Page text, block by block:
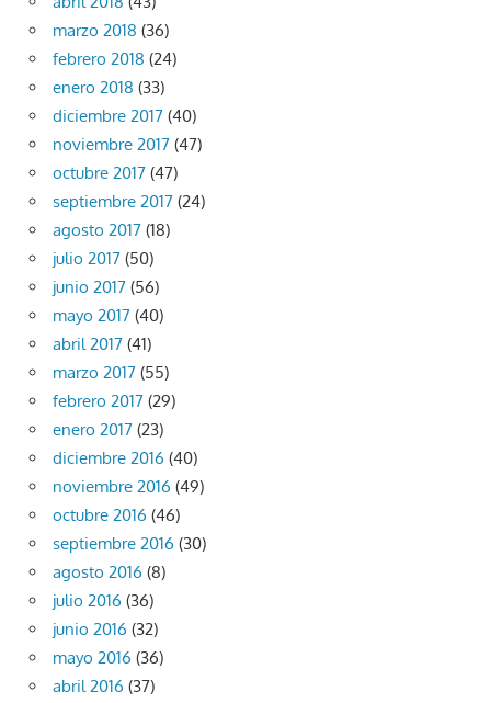
marzo 2018 (36)
febrero 2018 (24)
enero 2018 (33)
diciembre 2017 (40)
noviembre 2017 (47)
octubre 2017 (47)
septiembre 2017 (24)
agosto 2017 (18)
julio 2017 (50)
junio 2017 (56)
mayo 2017 (40)
abril 2017 (41)
marzo 2017 (55)
febrero 2017 (29)
enero 2017 (23)
diciembre 2016 (40)
noviembre 2016 (49)
octubre 2016 (46)
septiembre 2016 (30)
agosto 2016 (8)
julio 2016 (36)
junio 2016 (32)
mayo 2016 (36)
abril 2016 (37)